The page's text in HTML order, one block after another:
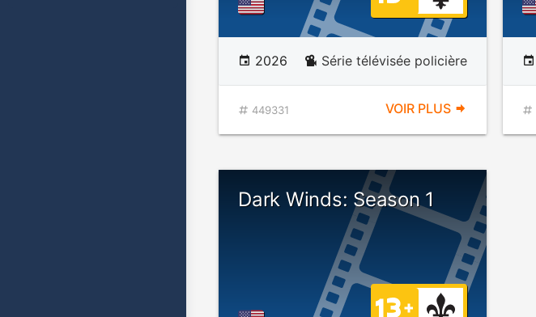
2026 Série télévisée policière
449331 VOIR PLUS
Dark Winds: Season 1